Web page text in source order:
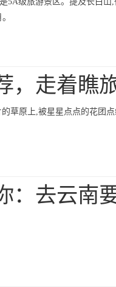
，走着瞧
草原上,被星星点点的花团
：去云南